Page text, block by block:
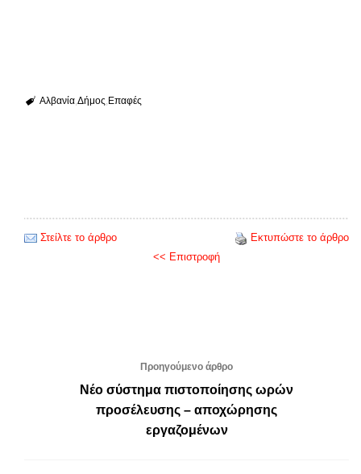
Αλβανία Δήμος Επαφές
Στείλτε το άρθρο
Εκτυπώστε το άρθρο
<< Επιστροφή
Προηγούμενο άρθρο
Νέο σύστημα πιστοποίησης ωρών
προσέλευσης – αποχώρησης
εργαζομένων